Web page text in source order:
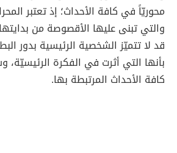
محوريّاً في كافة الأحداث؛ إذ تعتبر
والتي تبنى عليها الأقصوصة من
قد لا تتميّز الشخصية الرئيسية بدور
بأنها التي أثرت في الفكرة
كافة الأحداث المرتبطة بها.